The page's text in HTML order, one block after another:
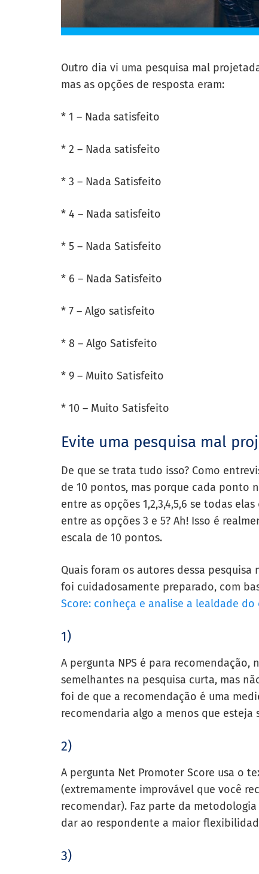
Outro dia vi uma pesquisa mal
mas as opções de resposta eram:
* 1 – Nada satisfeito
* 2 – Nada satisfeito
* 3 – Nada Satisfeito
* 4 – Nada satisfeito
* 5 – Nada Satisfeito
* 6 – Nada Satisfeito
* 7 – Algo satisfeito
* 8 – Algo Satisfeito
* 9 – Muito Satisfeito
* 10 – Muito Satisfeito
Evite uma pesquisa mal
De que se trata tudo isso? Como
de 10 pontos, mas porque cada ponto
entre as opções 1,2,3,4,5,6 se todas
entre as opções 3 e 5? Ah! Isso é
escala de 10 pontos.
Quais foram os autores dessa
foi cuidadosamente preparado, com
Score: conheça e analise a lealdade do
1)
A pergunta NPS é para
semelhantes na pesquisa curta, mas
foi de que a recomendação é uma
recomendaria algo a menos que esteja
2)
A pergunta Net Promoter Score usa o
(extremamente improvável que você
recomendar). Faz parte da
dar ao respondente a maior
3)